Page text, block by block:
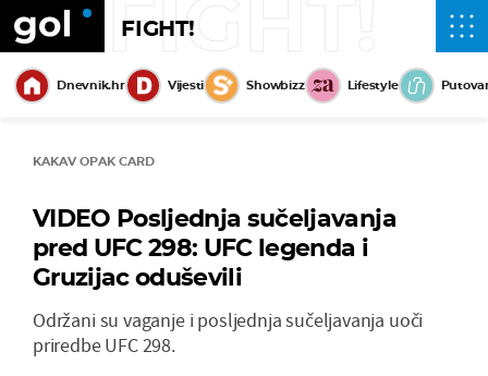
FIGHT!
FIGHT!
Dnevnik.hr Vijesti Showbizz Lifestyle
KAKAV OPAK CARD
VIDEO Posljednja sučeljavanja
pred UFC 298: UFC legenda i
Gruzijac oduševili
Održani su vaganje i posljednja sučeljavanja uoči
priredbe UFC 298.